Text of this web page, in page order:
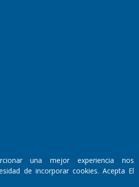
una mejor experiencia nos
de incorporar cookies. Acepta El